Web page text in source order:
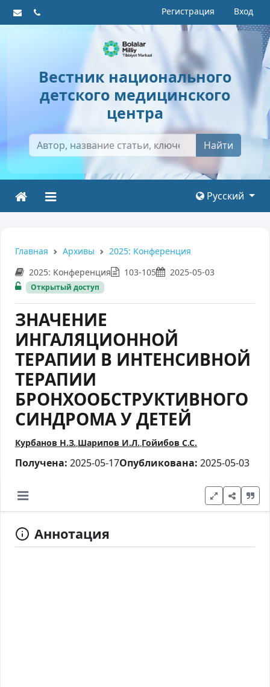
Регистрация Вход
Вестник национального
детского медицинского
центра
Найти
Русский
Главная Архивы
2025: Kонференция
2025: Kонференция
103-105 2025-05-03
Открытый доступ
ЗНАЧЕНИЕ
ИНГАЛЯЦИОННОЙ
ТЕРАПИИ В ИНТЕНСИВНОЙ
ТЕРАПИИ
БРОНХООБСТРУКТИВНОГО
СИНДРОМА У ДЕТЕЙ
Курбанов Н.З. Шарипов И.Л. Гойибов С.С.
Получена: 2025-05-17Опубликована: 2025-05-03
Аннотация